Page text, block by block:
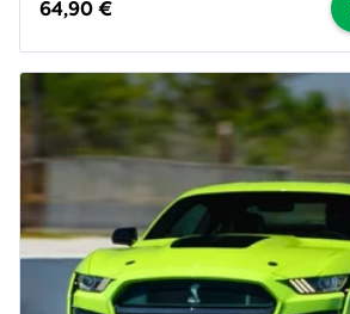
64,90 €